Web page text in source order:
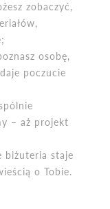
zobaczyć,
osobę,
poczucie
– aż projekt
biżuteria staje
o Tobie.